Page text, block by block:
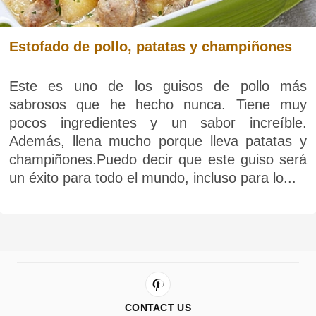
Estofado de pollo, patatas y champiñones
Este es uno de los guisos de pollo más
sabrosos que he hecho nunca. Tiene muy
pocos ingredientes y un sabor increíble.
Además, llena mucho porque lleva patatas y
champiñones.Puedo decir que este guiso será
un éxito para todo el mundo, incluso para lo...
CONTACT US